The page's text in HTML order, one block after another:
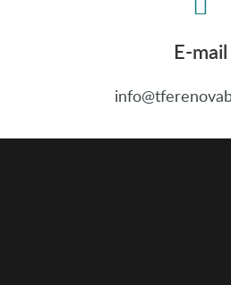
E-mail